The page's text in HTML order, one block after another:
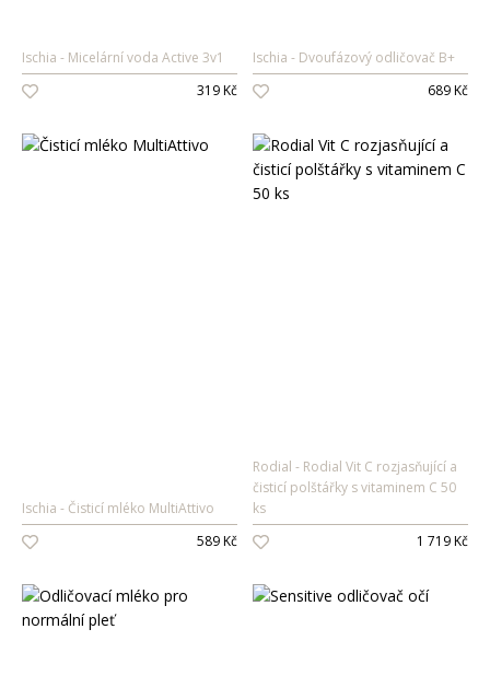
Ischia
Micelární voda Active 3v1
319 Kč
Ischia
Dvoufázový odličovač B+
689 Kč
Ischia
Čisticí mléko MultiAttivo
589 Kč
Rodial
Rodial Vit C rozjasňující a
čisticí polštářky s vitaminem C 50
ks
1 719 Kč